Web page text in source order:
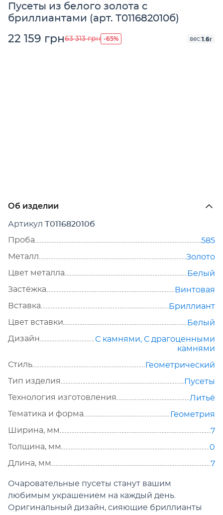
Об изделии
Артикул Т011682010б
Проба
585
Металл
Золото
Цвет металла
Белый
Застёжка
Винтовая
Вставка
Бриллиант
Цвет вставки
Белый
Дизайн
С камнями, С драгоценными
камнями
Стиль
Геометрический
Тип изделия
Пусеты
Технология изготовления
Литьё
Тематика и форма
Геометрия
Ширина, мм
7
Толщина, мм
0
Длина, мм
7
Очаровательные пусеты станут вашим
любимым украшением на каждый день.
Оригинальный дизайн, сияющие бриллианты
Пусеты из белого золота с
бриллиантами (арт. Т011682010б)
22 159 грн63 313 грн -65% вес:1.6г